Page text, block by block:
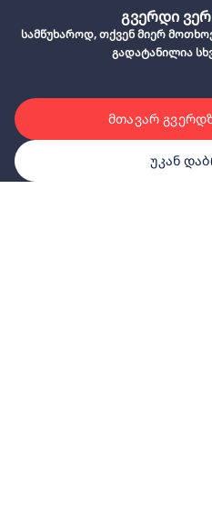
გვერდი
სამწუხაროდ, თქვენ მიერ
გადატანილია
მთავარ
უკან